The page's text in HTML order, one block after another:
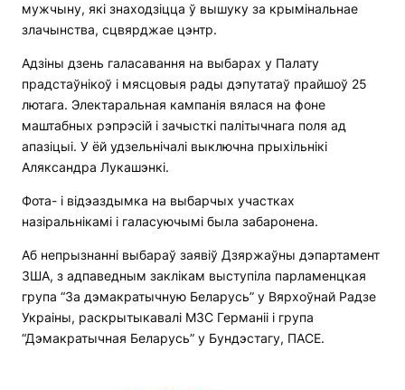
мужчыну, які знаходзіцца ў вышуку за крымінальнае
злачынства, сцвярджае цэнтр.
Адзіны дзень галасавання на выбарах у Палату
прадстаўнікоў і мясцовыя рады дэпутатаў прайшоў 25
лютага. Электаральная кампанія вялася на фоне
маштабных рэпрэсій і зачысткі палітычнага поля ад
апазіцыі. У ёй удзельнічалі выключна прыхільнікі
Аляксандра Лукашэнкі.
Фота- і відэаздымка на выбарчых участках
назіральнікамі і галасуючымі была забаронена.
Аб непрызнанні выбараў заявіў Дзяржаўны дэпартамент
ЗША, з адпаведным заклікам выступіла парламенцкая
група “За дэмакратычную Беларусь” у Вярхоўнай Радзе
Украіны, раскрытыкавалі МЗС Германіі і група
“Дэмакратычная Беларусь” у Бундэстагу, ПАСЕ.